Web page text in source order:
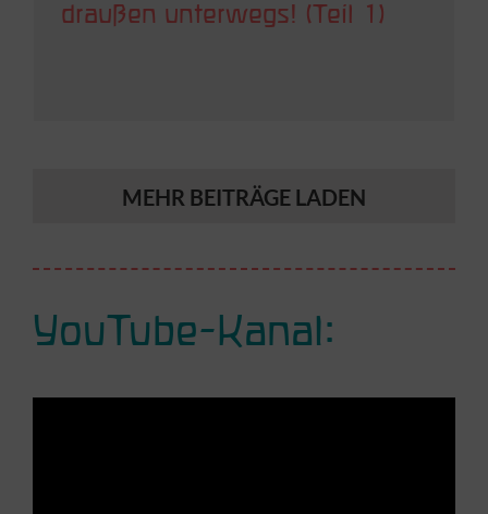
draußen unterwegs! (Teil 1)
MEHR BEITRÄGE LADEN
YouTube-Kanal: